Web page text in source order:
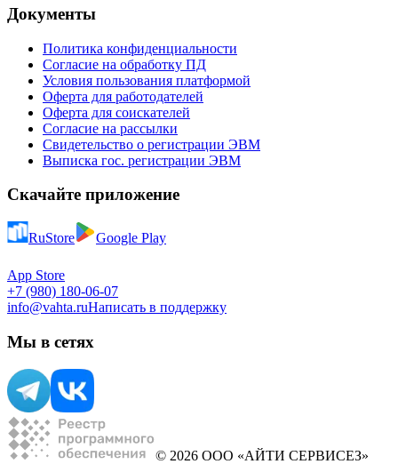
Документы
Политика конфиденциальности
Согласие на обработку ПД
Условия пользования платформой
Оферта для работодателей
Оферта для соискателей
Согласие на рассылки
Свидетельство о регистрации ЭВМ
Выписка гос. регистрации ЭВМ
Скачайте приложение
RuStore Google Play
App Store
+7 (980) 180-06-07
info@vahta.ruНаписать в поддержку
Мы в сетях
© 2026 ООО «АЙТИ СЕРВИСЕЗ»